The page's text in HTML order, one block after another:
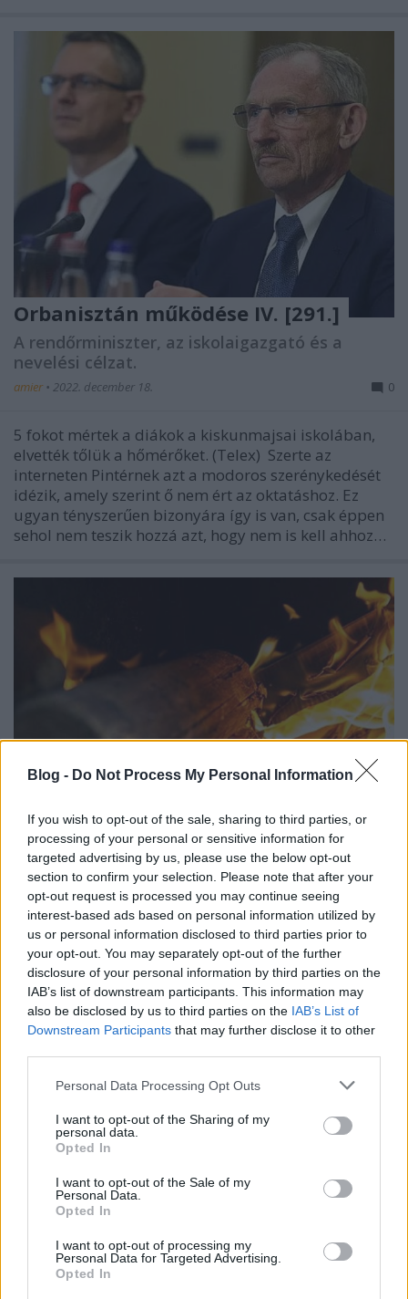
Blog - Do Not Process My Personal Information
If you wish to opt-out of the sale, sharing to third parties, or
processing of your personal or sensitive information for
targeted advertising by us, please use the below opt-out
section to confirm your selection. Please note that after your
opt-out request is processed you may continue seeing
interest-based ads based on personal information utilized by
us or personal information disclosed to third parties prior to
your opt-out. You may separately opt-out of the further
disclosure of your personal information by third parties on the
IAB’s list of downstream participants. This information may
also be disclosed by us to third parties on the IAB’s List of
Downstream Participants that may further disclose it to other
Please note that this website/app uses one or more Google
not limited to your visit or usage behaviour. You may click to
grant or deny consent to Google and its third-party tags to
use your data for below specified purposes in below Google
consent section.
Personal Data Processing Opt Outs
I want to opt-out of the Sharing of my
personal data.
Opted In
I want to opt-out of the Sale of my
Personal Data.
Opted In
I want to opt-out of processing my
Personal Data for Targeted Advertising.
Opted In
Orbanisztán működése IV. [291.]
A rendőrminiszter, az iskolaigazgató és a
nevelési célzat.
amier • 2022. december 18. 0
5 fokot mértek a diákok a kiskunmajsai iskolában,
elvették tőlük a hőmérőket. (Telex) Szerte az
interneten Pintérnek azt a modoros szerénykedését
idézik, amely szerint ő nem ért az oktatáshoz. Ez
ugyan tényszerűen bizonyára így is van, csak éppen
sehol nem teszik hozzá azt, hogy nem is kell ahhoz…
Több közintézményben [249.]
2022. augusztus 03.
Közéletünkben már-már természetesnek tűnő
módon Hadházy Ákosnak küldték meg azt az
eredetileg titkosított levelet, amelyben a Pintér
Sándor nevében eljáró Klebelsberg Központ utasítja
az iskolákat, vizsgálják meg a fatüzelésre átállás
lehetőségét. A levél nyilvánosságra kerülése után
Gulyás…